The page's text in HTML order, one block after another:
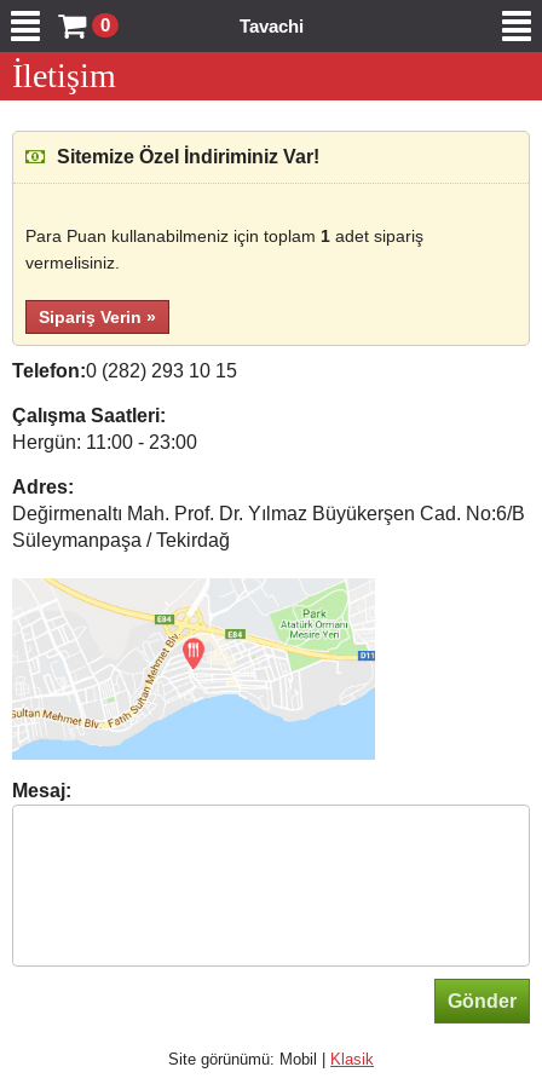
0 Tavachi
İletişim
Sitemize Özel İndiriminiz Var!
Para Puan kullanabilmeniz için toplam 1 adet sipariş
vermelisiniz.
Sipariş Verin »
Telefon:0 (282) 293 10 15
Çalışma Saatleri:
Hergün: 11:00 - 23:00
Adres:
Değirmenaltı Mah. Prof. Dr. Yılmaz Büyükerşen Cad. No:6/B
Süleymanpaşa / Tekirdağ
Mesaj:
Gönder
Site görünümü: Mobil | Klasik